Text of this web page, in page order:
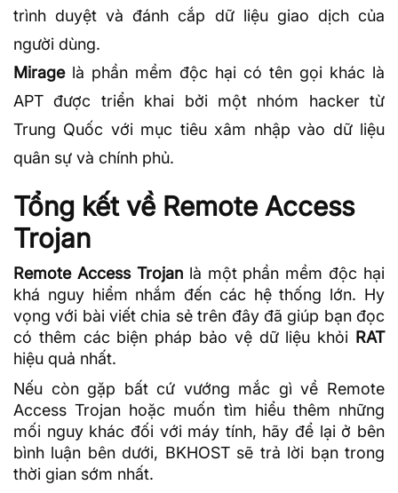
trình duyệt và đánh cắp dữ liệu giao dịch của
người dùng.
Miragelà phần mềm độc hại có tên gọi khác là
APT được triển khai bởi một nhóm hacker từ
Trung Quốc với mục tiêu xâm nhập vào dữ liệu
quân sự và chính phủ.
Tổng kết về Remote Access
Trojan
Remote Access Trojanlà một phần mềm độc hại
khá nguy hiểm nhắm đến các hệ thống lớn. Hy
vọng với bài viết chia sẻ trên đây đã giúp bạn đọc
có thêm các biện pháp bảo vệ dữ liệu khỏi RAT
hiệu quả nhất.
Nếu còn gặp bất cứ vướng mắc gì về Remote
Access Trojan hoặc muốn tìm hiểu thêm những
mối nguy khác đối với máy tính, hãy để lại ở bên
bình luận bên dưới, BKHOSTsẽ trả lời bạn trong
thời gian sớm nhất.